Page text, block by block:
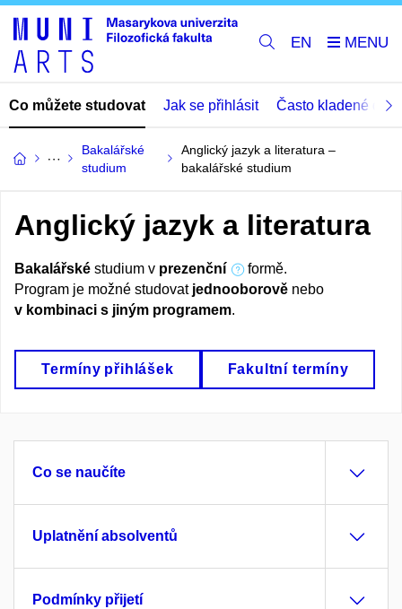
EN
Co můžete studovat Jak se přihlásit Často kladené
Bakalářské
studium
Anglický jazyk a literatura –
bakalářské studium
Anglický jazyk a literatura
Bakalářské studium v prezenční
formě.
Program je možné studovat jednooborově nebo
v kombinaci s jiným programem.
Termíny přihlášek Fakultní termíny
Co se naučíte
Uplatnění absolventů
Podmínky přijetí